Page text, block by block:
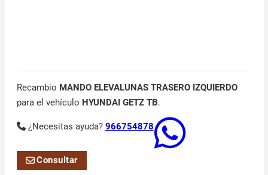
Recambio MANDO ELEVALUNAS TRASERO IZQUIERDO
para el vehículo HYUNDAI GETZ TB.
¿Necesitas ayuda? 966754878
Consultar